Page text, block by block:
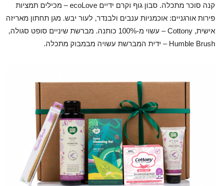
קנה סוכר מתכלה. סבון גוף וקרם ידיים ecoLove – מכילים תמציות
פירות אורגניים: אוכמניות ענבים ולבנדר, לעור יבש. מגן תחתון מאריזה
אישית, Cottony – עשוי מ-100% כותנה. מברשת שיניים סופט סגולה,
Humble Brush – ידית המברשת עשויה מבמבוק מתכלה.